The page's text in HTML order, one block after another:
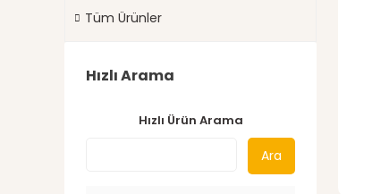
Tüm Ürünler
Hızlı Arama
Hızlı Ürün Arama
Ara